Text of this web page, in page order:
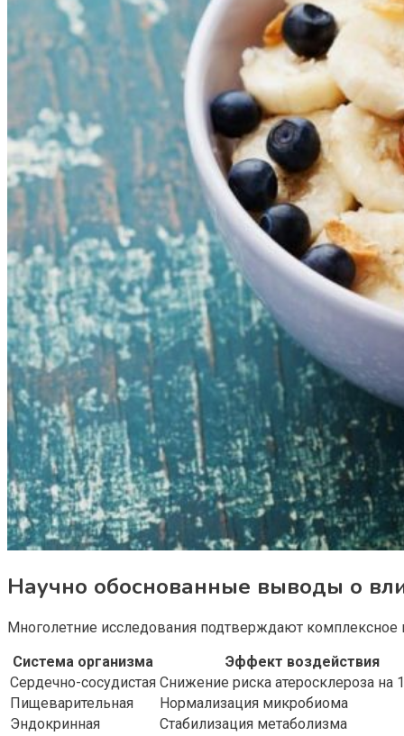
Научно обоснованные выводы о
Многолетние исследования подтверждают комплексное
Система организма
Эффект воздействия
Сердечно-сосудистая Снижение риска атеросклероза на
Пищеварительная
Нормализация микробиома
Эндокринная
Стабилизация метаболизма